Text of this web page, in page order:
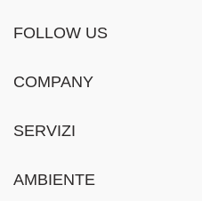
FOLLOW US
COMPANY
SERVIZI
AMBIENTE